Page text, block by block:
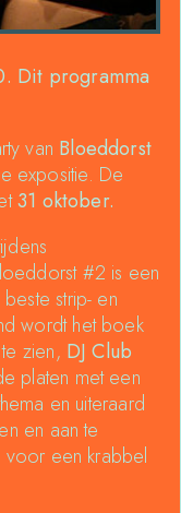
Dit programma
van Bloeddorst
expositie. De
31 oktober.
#2 is een
strip- en
wordt het boek
zien, DJ Club
platen met een
en uiteraard
en aan te
voor een krabbel